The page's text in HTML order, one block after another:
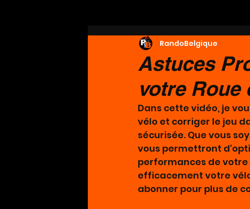
Astuces
votre Roue
RandoBelgique
Dans cette vidéo, je
vélo et corriger le jeu
sécurisée. Que vous
vous permettront
performances de
efficacement votre
abonner pour plus de